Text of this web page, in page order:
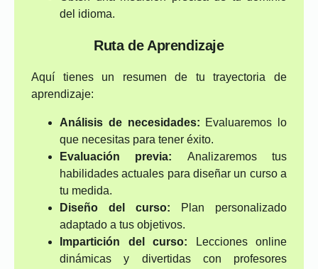
del idioma.
Ruta de Aprendizaje
Aquí tienes un resumen de tu trayectoria de
aprendizaje:
Análisis de necesidades: Evaluaremos lo
que necesitas para tener éxito.
Evaluación previa: Analizaremos tus
habilidades actuales para diseñar un curso a
tu medida.
Diseño del curso: Plan personalizado
adaptado a tus objetivos.
Impartición del curso: Lecciones online
dinámicas y divertidas con profesores